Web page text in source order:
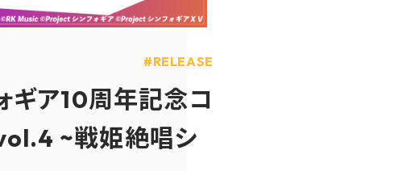
RELEASE
ギア10周年記念コ
~戦姫絶唱シ